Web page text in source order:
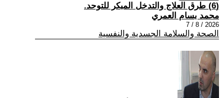
(6) طرق العلاج والتدخل المبكر للتوحد.
محمد بسام العمري
2026 / 8 / 7
الصحة والسلامة الجسدية والنفسية